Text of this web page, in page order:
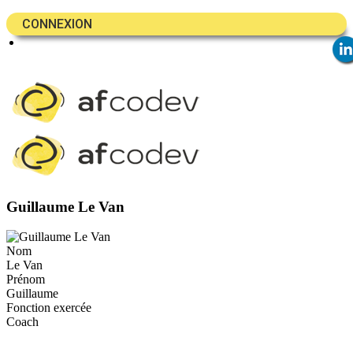
CONNEXION
Guillaume Le Van
Nom
Le Van
Prénom
Guillaume
Fonction exercée
Coach